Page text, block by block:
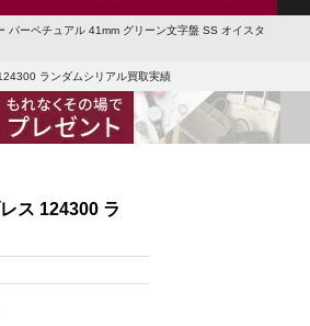
パーペチュアル 41mm グリーン文字盤 SS オイスタ
ランダムシリアル買取実績
ス 124300 ラ